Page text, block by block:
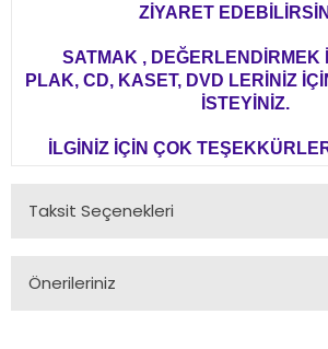
ZİYARET
SATMAK , DEĞERLENDİRMEK
PLAK, CD, KASET, DVD LERİNİZ
İSTEYİNİZ.
İLGİNİZ İÇİN ÇOK
Taksit Seçenekleri
Önerileriniz